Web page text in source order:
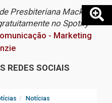
Presbiteriana Mackenzie
no Spotify
- Marketing
REDES SOCIAIS
Notícias